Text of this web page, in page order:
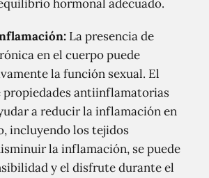
hormonal adecuado.
La presencia de
en el cuerpo puede
la función sexual. El
propiedades antiinflamatorias
a reducir la inflamación en
incluyendo los tejidos
la inflamación, se puede
y el disfrute durante el